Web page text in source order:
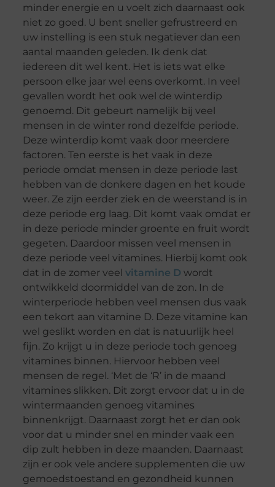
minder energie en u voelt zich daarnaast ook
niet zo goed. U bent sneller gefrustreerd en
uw instelling is een stuk negatiever dan een
aantal maanden geleden. Ik denk dat
iedereen dit wel kent. Het is iets wat elke
persoon elke jaar wel eens overkomt. In veel
gevallen wordt het ook wel de winterdip
genoemd. Dit gebeurt namelijk bij veel
mensen in de winter rond dezelfde periode.
Deze winterdip komt vaak door meerdere
factoren. Ten eerste is het vaak in deze
periode omdat mensen in deze periode last
hebben van de donkere dagen en het koude
weer. Ze zijn eerder ziek en de weerstand is in
deze periode erg laag. Dit komt vaak omdat er
in deze periode minder groente en fruit wordt
gegeten. Daardoor missen veel mensen in
deze periode veel vitamines. Hierbij komt ook
dat in de zomer veel vitamine D wordt
ontwikkeld doormiddel van de zon. In de
winterperiode hebben veel mensen dus vaak
een tekort aan vitamine D. Deze vitamine kan
wel geslikt worden en dat is natuurlijk heel
fijn. Zo krijgt u in deze periode toch genoeg
vitamines binnen. Hiervoor hebben veel
mensen de regel. ‘Met de ‘R’ in de maand
vitamines slikken. Dit zorgt ervoor dat u in de
wintermaanden genoeg vitamines
binnenkrijgt. Daarnaast zorgt het er dan ook
voor dat u minder snel en minder vaak een
dip zult hebben in deze maanden. Daarnaast
zijn er ook vele andere supplementen die uw
gemoedstoestand en gezondheid kunnen